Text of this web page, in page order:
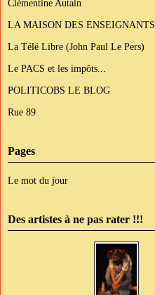
Clémentine Autain
LA MAISON DES ENSEIGNANTS
La Télé Libre (John Paul Le Pers)
Le PACS et les impôts...
POLITICOBS LE BLOG
Rue 89
Pages
Le mot du jour
Des artistes à ne pas rater !!!